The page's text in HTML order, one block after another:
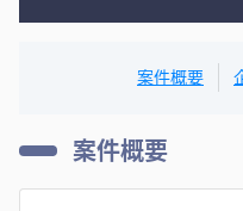
案件概要
案件概要